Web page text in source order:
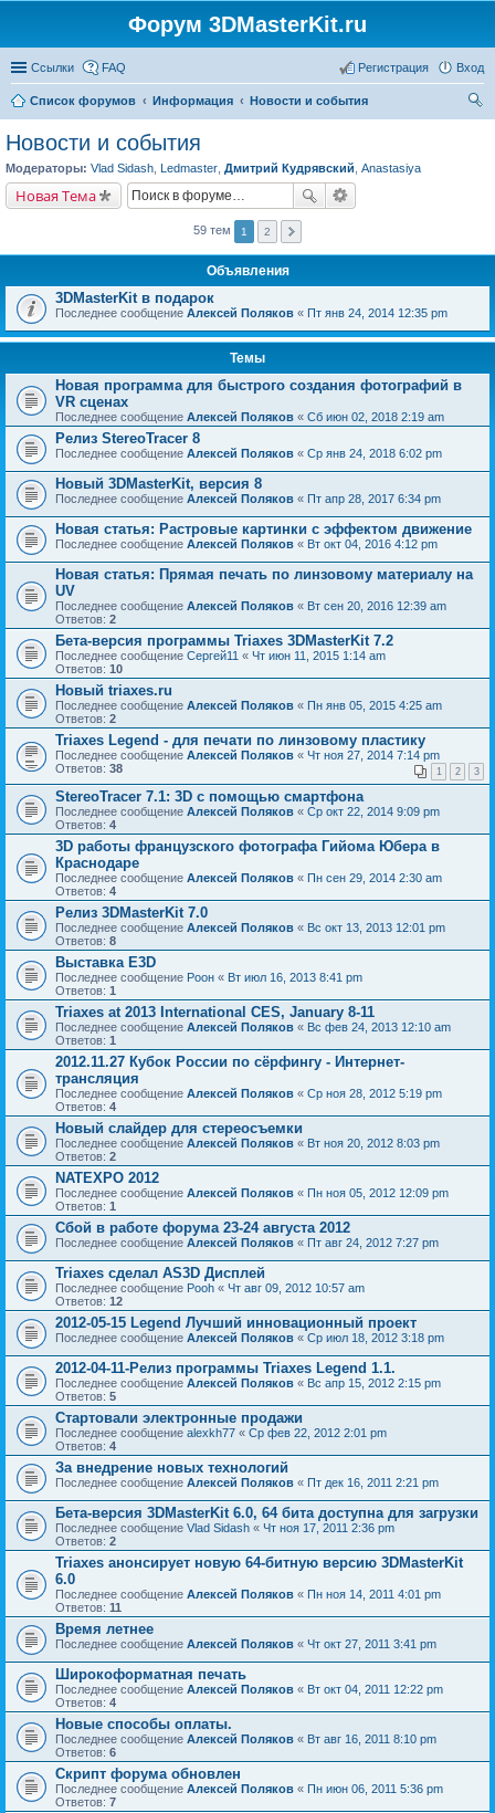
Форум 3DMasterKit.ru
Ссылки FAQ Вход
Регистрация
Список форумов Информация
Новости и события
Новости и события
Модераторы: Vlad Sidash Ledmaster Дмитрий Кудрявский Anastasiya
Новая Тема
59 тем 1 2
Объявления
3DMasterKit в подарок
Последнее сообщение Алексей Поляков « Пт янв 24, 2014 12:35 pm
Темы
Новая программа для быстрого создания фотографий в
VR сценах
Последнее сообщение Алексей Поляков « Сб июн 02, 2018 2:19 am
Релиз StereoTracer 8
Последнее сообщение Алексей Поляков « Ср янв 24, 2018 6:02 pm
Новый 3DMasterKit, версия 8
Последнее сообщение Алексей Поляков « Пт апр 28, 2017 6:34 pm
Новая статья: Растровые картинки с эффектом движение
Последнее сообщение Алексей Поляков « Вт окт 04, 2016 4:12 pm
Новая статья: Прямая печать по линзовому материалу на
UV
Последнее сообщение Алексей Поляков « Вт сен 20, 2016 12:39 am
Ответов: 2
Бета-версия программы Triaxes 3DMasterKit 7.2
Последнее сообщение Сергей11 « Чт июн 11, 2015 1:14 am
Ответов: 10
Новый triaxes.ru
Последнее сообщение Алексей Поляков « Пн янв 05, 2015 4:25 am
Ответов: 2
Triaxes Legend - для печати по линзовому пластику
Последнее сообщение Алексей Поляков « Чт ноя 27, 2014 7:14 pm
Ответов: 38 1 2 3
StereoTracer 7.1: 3D с помощью смартфона
Последнее сообщение Алексей Поляков « Ср окт 22, 2014 9:09 pm
Ответов: 4
3D работы французского фотографа Гийома Юбера в
Краснодаре
Последнее сообщение Алексей Поляков « Пн сен 29, 2014 2:30 am
Ответов: 4
Релиз 3DMasterKit 7.0
Последнее сообщение Алексей Поляков « Вс окт 13, 2013 12:01 pm
Ответов: 8
Выставка Е3D
Последнее сообщение Pоон « Вт июл 16, 2013 8:41 pm
Ответов: 1
Triaxes at 2013 International CES, January 8-11
Последнее сообщение Алексей Поляков « Вс фев 24, 2013 12:10 am
Ответов: 1
2012.11.27 Кубок России по сёрфингу - Интернет-
трансляция
Последнее сообщение Алексей Поляков « Ср ноя 28, 2012 5:19 pm
Ответов: 4
Новый слайдер для стереосъемки
Последнее сообщение Алексей Поляков « Вт ноя 20, 2012 8:03 pm
Ответов: 2
NATEXPO 2012
Последнее сообщение Алексей Поляков « Пн ноя 05, 2012 12:09 pm
Ответов: 1
Сбой в работе форума 23-24 августа 2012
Последнее сообщение Алексей Поляков « Пт авг 24, 2012 7:27 pm
Triaxes сделал AS3D Дисплей
Последнее сообщение Pooh « Чт авг 09, 2012 10:57 am
Ответов: 12
2012-05-15 Legend Лучший инновационный проект
Последнее сообщение Алексей Поляков « Ср июл 18, 2012 3:18 pm
2012-04-11-Релиз программы Triaxes Legend 1.1.
Последнее сообщение Алексей Поляков « Вс апр 15, 2012 2:15 pm
Ответов: 5
Стартовали электронные продажи
Последнее сообщение alexkh77 « Ср фев 22, 2012 2:01 pm
Ответов: 4
За внедрение новых технологий
Последнее сообщение Алексей Поляков « Пт дек 16, 2011 2:21 pm
Бета-версия 3DMasterKit 6.0, 64 бита доступна для загрузки
Последнее сообщение Vlad Sidash « Чт ноя 17, 2011 2:36 pm
Ответов: 2
Triaxes анонсирует новую 64-битную версию 3DMasterKit
6.0
Последнее сообщение Алексей Поляков « Пн ноя 14, 2011 4:01 pm
Ответов: 11
Время летнее
Последнее сообщение Алексей Поляков « Чт окт 27, 2011 3:41 pm
Широкоформатная печать
Последнее сообщение Алексей Поляков « Вт окт 04, 2011 12:22 pm
Ответов: 4
Новые способы оплаты.
Последнее сообщение Алексей Поляков « Вт авг 16, 2011 8:10 pm
Ответов: 6
Скрипт форума обновлен
Последнее сообщение Алексей Поляков « Пн июн 06, 2011 5:36 pm
Ответов: 7